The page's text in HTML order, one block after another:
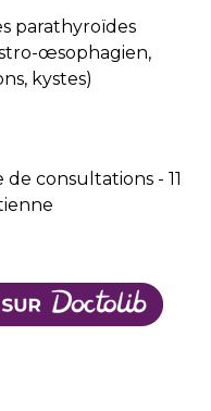
parathyroïdes
œsophagien,
kystes)
consultations - 11